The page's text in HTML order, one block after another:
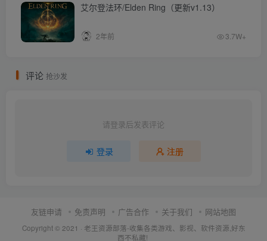
艾尔登法环/Elden Ring（更新v1.13）
2年前 3.7W+
评论 抢沙发
请登录后发表评论
登录 注册
友链申请 免责声明 广告合作 关于我们 网站地图
Copyright © 2021 · 老王资源部落-收集各类游戏、影视、软件资源,好东
西不私藏!